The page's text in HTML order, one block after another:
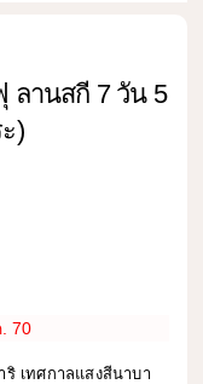
ลานสกี 7 วัน 5
)
70
เทศกาลแสงสีนาบา